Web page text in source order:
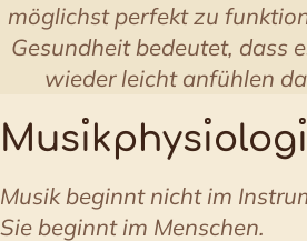
möglichst perfekt zu
Gesundheit bedeutet, dass
wieder leicht anfühlen
Musıkphysıologı
Musik beginnt nicht im
Sie beginnt im Menschen.